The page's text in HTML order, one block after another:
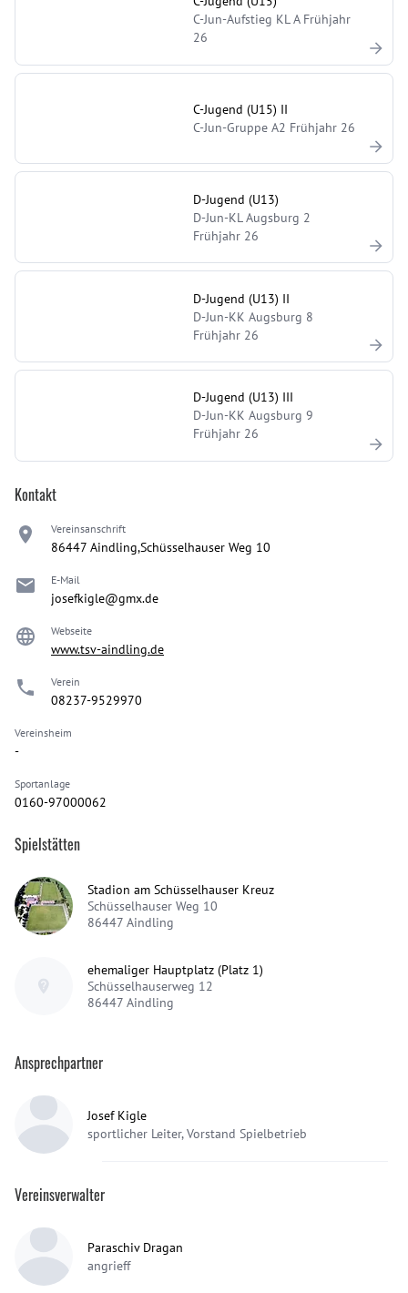
C-Jun-Aufstieg KL A Frühjahr
26
C-Jugend (U15) II
C-Jun-Gruppe A2 Frühjahr 26
D-Jugend (U13)
D-Jun-KL Augsburg 2
Frühjahr 26
D-Jugend (U13) II
D-Jun-KK Augsburg 8
Frühjahr 26
D-Jugend (U13) III
D-Jun-KK Augsburg 9
Frühjahr 26
Kontakt
Vereinsanschrift
86447 Aindling,Schüsselhauser Weg 10
E-Mail
josefkigle@gmx.de
Webseite
www.tsv-aindling.de
Verein
08237-9529970
Vereinsheim
-
Sportanlage
0160-97000062
Spielstätten
Stadion am Schüsselhauser Kreuz
Schüsselhauser Weg 10
86447 Aindling
ehemaliger Hauptplatz (Platz 1)
Schüsselhauserweg 12
86447 Aindling
Ansprechpartner
Josef Kigle
sportlicher Leiter, Vorstand Spielbetrieb
Vereinsverwalter
Paraschiv Dragan
angrieff